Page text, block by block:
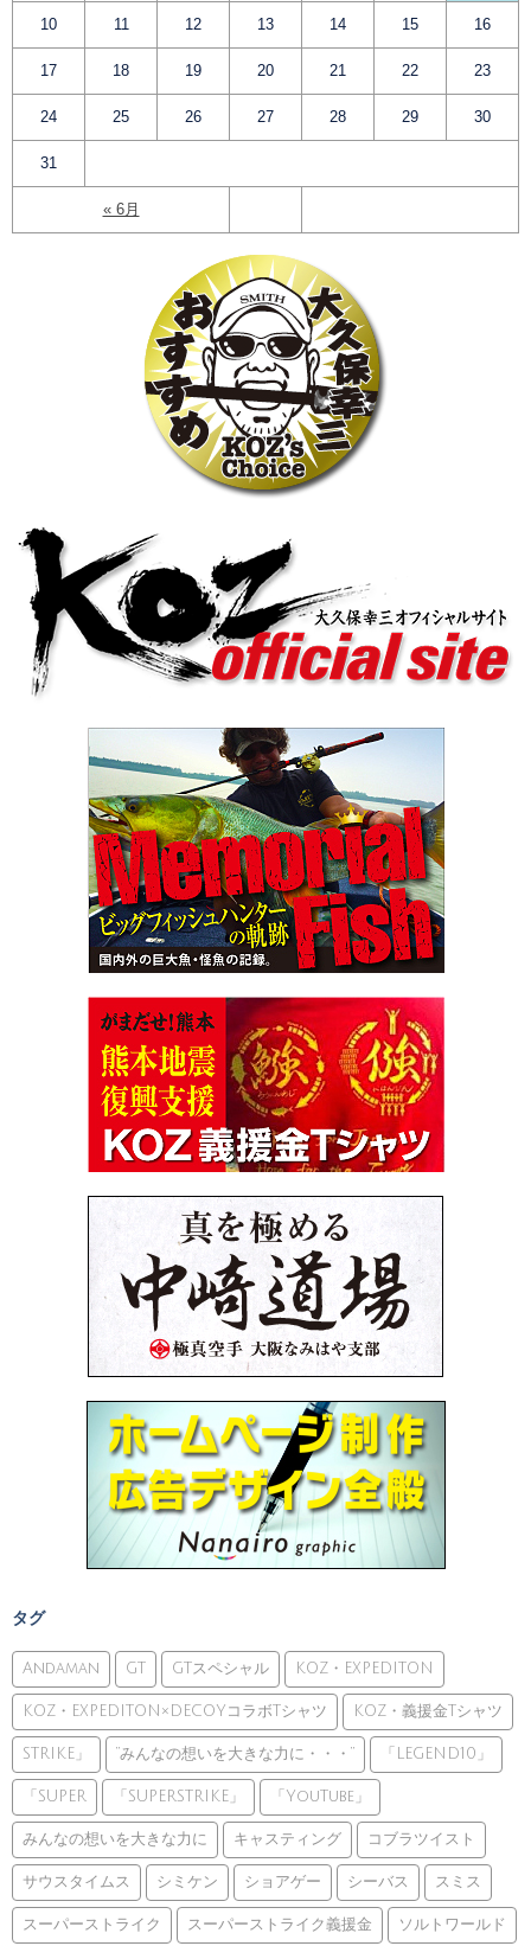
« 6月
10 11 12 13 14 15 16
17 18 19 20 21 22 23
24 25 26 27 28 29 30
31
タグ
Andaman GT GTスペシャル KOZ・EXPEDITON
KOZ・EXPEDITON×DECOYコラボTシャツ KOZ・義援金Tシャツ
STRIKE」 ”みんなの想いを大きな力に・・・” 「LEGEND10」
「SUPER 「SUPERSTRIKE」 「YouTube」
みんなの想いを大きな力に キャスティング コブラツイスト
サウスタイムス シミケン ショアゲー シーバス スミス
スーパーストライク スーパーストライク義援金 ソルトワールド